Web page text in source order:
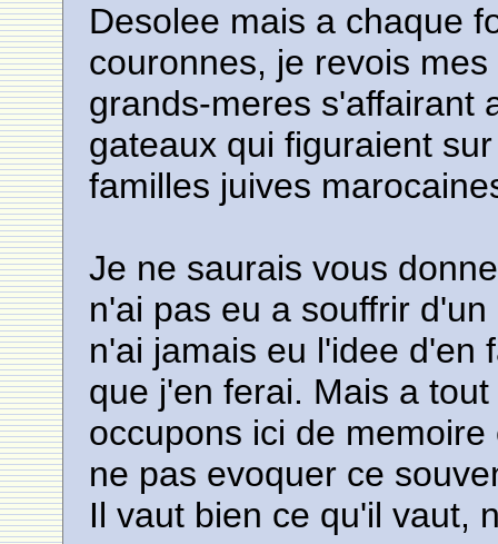
Desolee mais a chaque
couronnes, je revois
grands-meres s'affairant
gateaux qui figuraient
familles juives
Je ne saurais vous
n'ai pas eu a souffrir
n'ai jamais eu l'idee d'en
que j'en ferai. Mais a
occupons ici de
ne pas evoquer ce
Il vaut bien ce qu'il vaut,